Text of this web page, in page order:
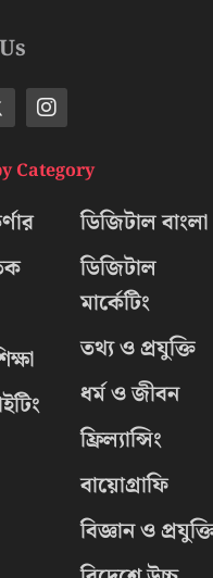
Category
ডিজিটাল বাংলা
ডিজিটাল
মার্কেটিং
তথ্য ও প্রযুক্তি
ধর্ম ও জীবন
ফ্রিল্যান্সিং
বায়োগ্রাফি
বিজ্ঞান ও